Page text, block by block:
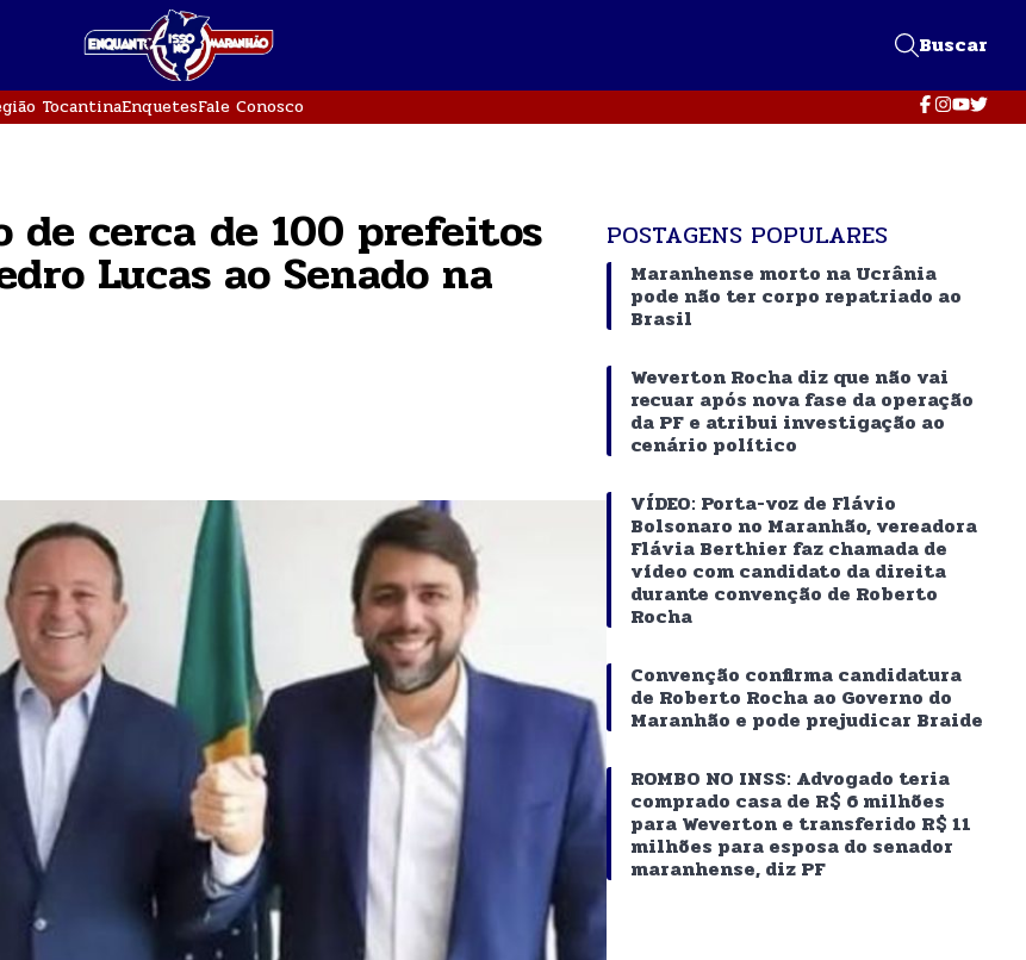
Buscar
TocantinaEnquetesFale Conosco
de cerca de 100 prefeitos
Lucas ao Senado na
POSTAGENS POPULARES
Maranhense morto na Ucrânia
pode não ter corpo repatriado ao
Brasil
Weverton Rocha diz que não vai
recuar após nova fase da operação
da PF e atribui investigação ao
cenário político
VÍDEO: Porta-voz de Flávio
Bolsonaro no Maranhão, vereadora
Flávia Berthier faz chamada de
vídeo com candidato da direita
durante convenção de Roberto
Rocha
Convenção confirma candidatura
de Roberto Rocha ao Governo do
Maranhão e pode prejudicar Braide
ROMBO NO INSS: Advogado teria
comprado casa de R$ 6 milhões
para Weverton e transferido R$ 11
milhões para esposa do senador
maranhense, diz PF